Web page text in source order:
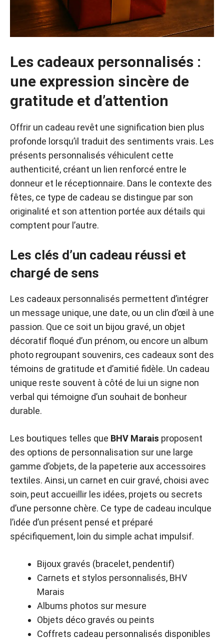
Les cadeaux personnalisés :
une expression sincère de
gratitude et d’attention
Offrir un cadeau revêt une signification bien plus
profonde lorsqu’il traduit des sentiments vrais. Les
présents personnalisés véhiculent cette
authenticité, créant un lien renforcé entre le
donneur et le réceptionnaire. Dans le contexte des
fêtes, ce type de cadeau se distingue par son
originalité et son attention portée aux détails qui
comptent pour l’autre.
Les clés d’un cadeau réussi et
chargé de sens
Les cadeaux personnalisés permettent d’intégrer
un message unique, une date, ou un clin d’œil à une
passion. Que ce soit un bijou gravé, un objet
décoratif floqué d’un prénom, ou encore un album
photo regroupant souvenirs, ces cadeaux sont des
témoins de gratitude et d’amitié fidèle. Un cadeau
unique reste souvent à côté de lui un signe non
verbal qui témoigne d’un souhait de bonheur
durable.
Les boutiques telles que BHV Marais proposent
des options de personnalisation sur une large
gamme d’objets, de la papeterie aux accessoires
textiles. Ainsi, un carnet en cuir gravé, choisi avec
soin, peut accueillir les idées, projets ou secrets
d’une personne chère. Ce type de cadeau inculque
l’idée d’un présent pensé et préparé
spécifiquement, loin du simple achat impulsif.
Bijoux gravés (bracelet, pendentif)
Carnets et stylos personnalisés, BHV
Marais
Albums photos sur mesure
Objets déco gravés ou peints
Coffrets cadeau personnalisés disponibles